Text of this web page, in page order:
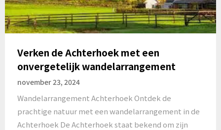
Verken de Achterhoek met een
onvergetelijk wandelarrangement
november 23, 2024
Wandelarrangement Achterhoek Ontdek de
prachtige natuur met een wandelarrangement in de
Achterhoek De Achterhoek staat bekend om zijn